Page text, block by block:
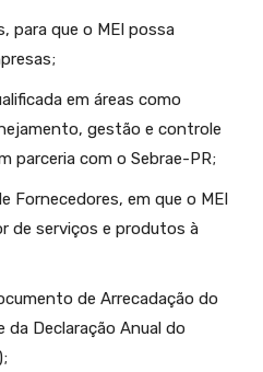
para que o MEI possa
em áreas como
gestão e controle
parceria com o Sebrae-PR;
Fornecedores, em que o MEI
de serviços e produtos à
de Arrecadação do
da Declaração Anual do